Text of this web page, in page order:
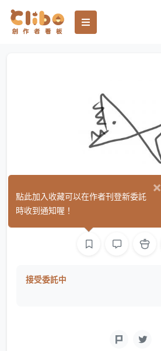
般般BanBan
接受委託中
×
點此加入收藏可以在作者刊登新委託
時收到通知喔！